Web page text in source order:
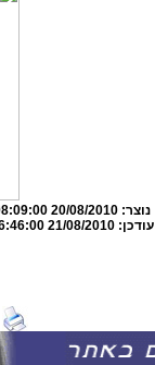
נוצר:20/08/2010 08:09:00
עודכן:21/08/2010 16:46:00